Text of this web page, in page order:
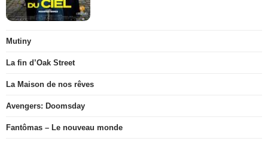
Mutiny
La fin d’Oak Street
La Maison de nos rêves
Avengers: Doomsday
Fantômas – Le nouveau monde